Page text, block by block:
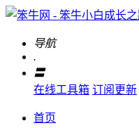
导航
.
〓
在线工具箱 订阅更新
首页